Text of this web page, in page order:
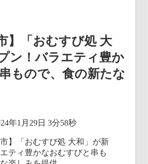
】「おむすび処 大
ン！バラエティ豊か
もので、食の新たな
年1月29日 3分58秒